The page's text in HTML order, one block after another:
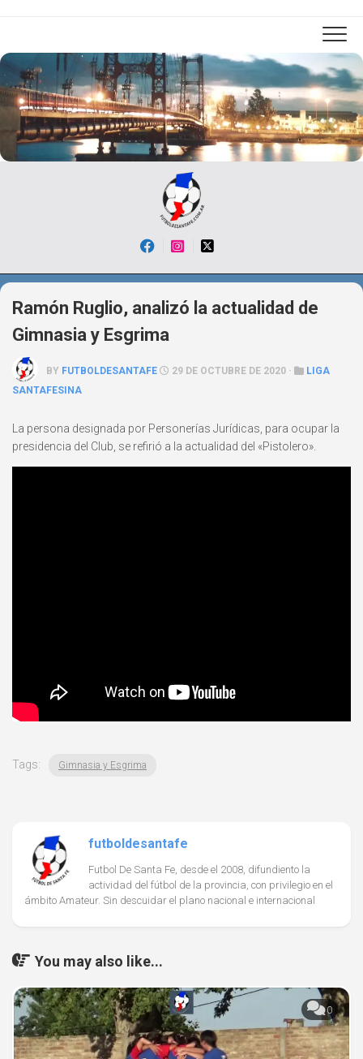
Ramón Ruglio, analizó la actualidad de
Gimnasia y Esgrima
BY FUTBOLDESANTAFE 29 DE OCTUBRE DE 2020 ·
LIGA
SANTAFESINA
La persona designada por Personerías Jurídicas, para ocupar la
presidencia del Club, se refirió a la actualidad del «Pistolero».
Tags: Gimnasia y Esgrima
futboldesantafe
Futbol De Santa Fe, desde el 2008, difundiento la
actividad del fútbol de la provincia, con privilegio en el
ámbito Amateur. Sin descuidar el plano nacional e internacional
You may also like...
0